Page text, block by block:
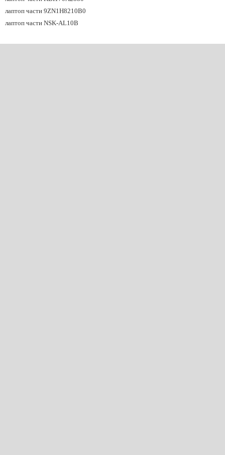
лаптоп части 9ZN1H8210B0
лаптоп части NSK-AL10B